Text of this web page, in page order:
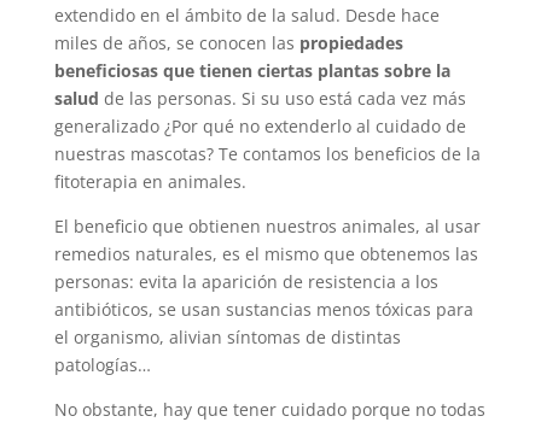
extendido en el ámbito de la salud. Desde hace
miles de años, se conocen las propiedades
beneficiosas que tienen ciertas plantas sobre la
salud de las personas. Si su uso está cada vez más
generalizado ¿Por qué no extenderlo al cuidado de
nuestras mascotas? Te contamos los beneficios de la
fitoterapia en animales.
El beneficio que obtienen nuestros animales, al usar
remedios naturales, es el mismo que obtenemos las
personas: evita la aparición de resistencia a los
antibióticos, se usan sustancias menos tóxicas para
el organismo, alivian síntomas de distintas
patologías…
No obstante, hay que tener cuidado porque no todas